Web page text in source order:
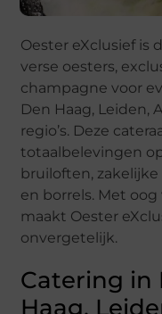
Oester eXclusief is
verse oesters,
champagne voor
Den Haag, Leiden,
regio’s. Deze
totaalbelevingen
bruiloften,
en borrels. Met
maakt Oester
onvergetelijk.
Catering in
Haag,